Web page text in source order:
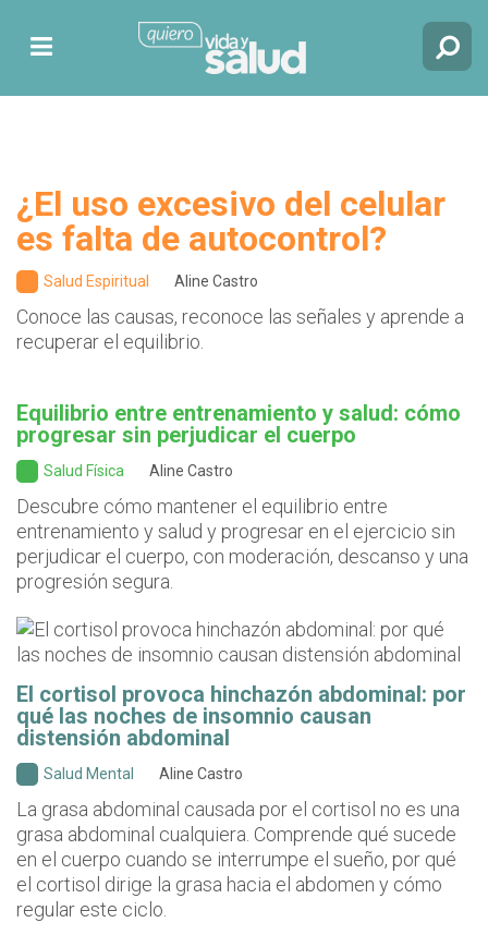
¿El uso excesivo del celular
es falta de autocontrol?
Salud Espiritual Aline Castro
Conoce las causas, reconoce las señales y aprende a
recuperar el equilibrio.
Equilibrio entre entrenamiento y salud: cómo
progresar sin perjudicar el cuerpo
Salud Física Aline Castro
Descubre cómo mantener el equilibrio entre
entrenamiento y salud y progresar en el ejercicio sin
perjudicar el cuerpo, con moderación, descanso y una
progresión segura.
El cortisol provoca hinchazón abdominal: por
qué las noches de insomnio causan
distensión abdominal
Salud Mental Aline Castro
La grasa abdominal causada por el cortisol no es una
grasa abdominal cualquiera. Comprende qué sucede
en el cuerpo cuando se interrumpe el sueño, por qué
el cortisol dirige la grasa hacia el abdomen y cómo
regular este ciclo.